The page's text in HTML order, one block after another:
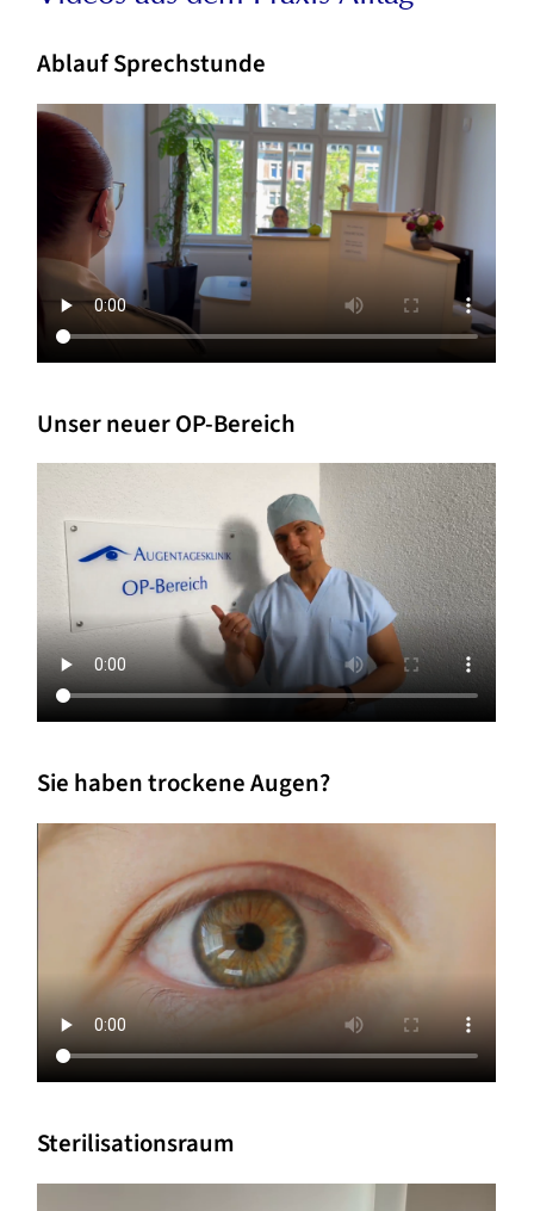
Ablauf Sprechstunde
Unser neuer OP-Bereich
Sie haben trockene Augen?
Sterilisationsraum